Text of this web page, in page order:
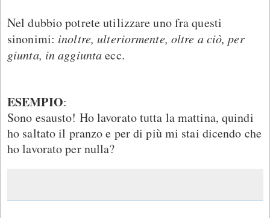
Nel dubbio potrete utilizzare uno fra questi
sinonimi: inoltre, ulteriormente, oltre a ciò, per
giunta, in aggiuntaecc.
ESEMPIO:
Sono esausto! Ho lavorato tutta la mattina, quindi
ho saltato il pranzo e per di più mi stai dicendo che
ho lavorato per nulla?